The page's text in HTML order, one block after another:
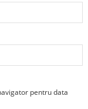
pentru data